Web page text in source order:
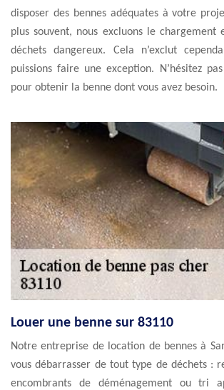
disposer des bennes adéquates à votre
plus souvent, nous excluons le
déchets dangereux. Cela n’exclut
puissions faire une exception. N’hésitez
pour obtenir la benne dont vous avez besoin.
Louer une benne sur 83110
Notre entreprise de location de bennes à
vous débarrasser de tout type de déchets :
encombrants de déménagement ou tri